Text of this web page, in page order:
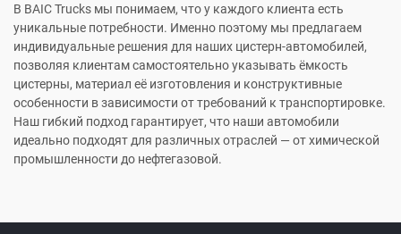
В BAIC Trucks мы понимаем, что у каждого клиента есть
уникальные потребности. Именно поэтому мы предлагаем
индивидуальные решения для наших цистерн-автомобилей,
позволяя клиентам самостоятельно указывать ёмкость
цистерны, материал её изготовления и конструктивные
особенности в зависимости от требований к транспортировке.
Наш гибкий подход гарантирует, что наши автомобили
идеально подходят для различных отраслей — от химической
промышленности до нефтегазовой.